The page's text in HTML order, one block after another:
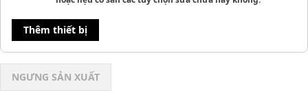
Thêm thiết bị
NGƯNG SẢN XUẤT